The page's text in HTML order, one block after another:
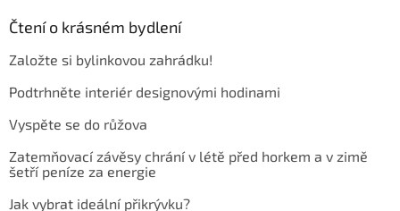
Čtení o krásném bydlení
Založte si bylinkovou zahrádku!
Podtrhněte interiér designovými hodinami
Vyspěte se do růžova
Zatemňovací závěsy chrání v létě před horkem a v zimě
šetří peníze za energie
Jak vybrat ideální přikrývku?